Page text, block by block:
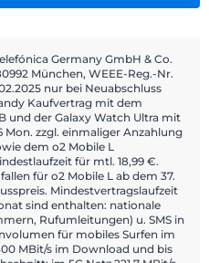
Germany GmbH & Co.
München, WEEE-Reg.-Nr.
nur bei Neuabschluss
Kaufvertrag mit dem
und der Galaxy Watch Ultra mit
Mon. zzgl. einmaliger Anzahlung
dem o2 Mobile L
für mtl. 18,99 €.
für o2 Mobile L ab dem 37.
Mindestvertragslaufzeit
sind enthalten: nationale
Rufumleitungen) u. SMS in
für mobiles Surfen im
MBit/s im Download und bis